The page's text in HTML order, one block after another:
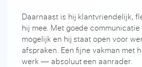
Daarnaast is hij klantvriendelijk,
hij mee. Met goede communicatie
mogelijk en hij staat open voor
afspraken. Een fijne vakman met
werk — absoluut een aanrader.